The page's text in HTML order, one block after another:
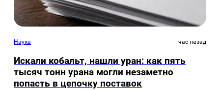
Наука час назад
Искали кобальт, нашли уран: как пять
тысяч тонн урана могли незаметно
попасть в цепочку поставок